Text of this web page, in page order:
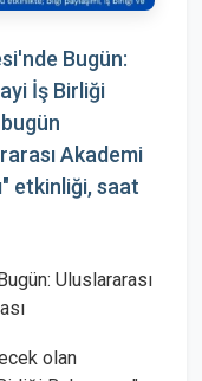
Bugün:
İş Birliği
Akademi
etkinliği, saat
Uluslararası
olan